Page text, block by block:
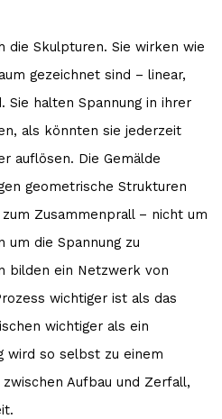
die Skulpturen. Sie wirken wie
gezeichnet sind – linear,
Sie halten Spannung in ihrer
als könnten sie jederzeit
auflösen. Die Gemälde
geometrische Strukturen
Zusammenprall – nicht um
um die Spannung zu
bilden ein Netzwerk von
wichtiger ist als das
wichtiger als ein
wird so selbst zu einem
Aufbau und Zerfall,